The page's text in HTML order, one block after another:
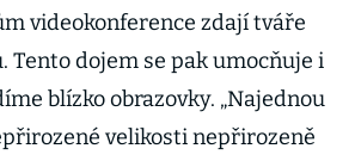
videokonference zdají tváře
Tento dojem se pak umocňuje i
blízko obrazovky. „Najednou
velikosti nepřirozeně